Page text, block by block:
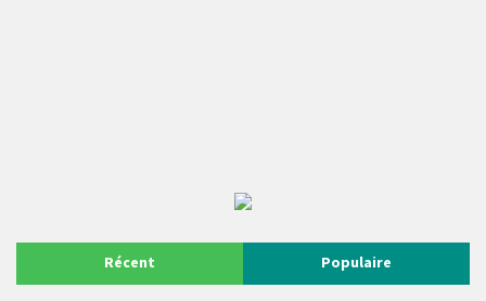
Récent Populaire